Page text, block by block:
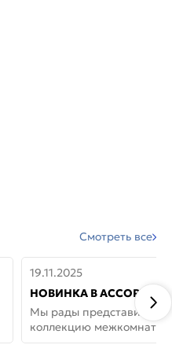
Смотреть все
19.11.2025
НОВИНКА В
ДВЕРИ GLOSSMAT —
НЕОКЛАССИКА И УЮТ
Мы рады представить
коллекцию
GlossMat